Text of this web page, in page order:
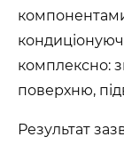
комплексно:
поверхню,
Результат